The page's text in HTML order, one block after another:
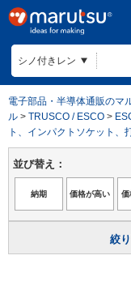
電子部品・半導体通販のマ
ル > TRUSCO / ESCO >
ト、インパクトソケット、
並び替え：
絞